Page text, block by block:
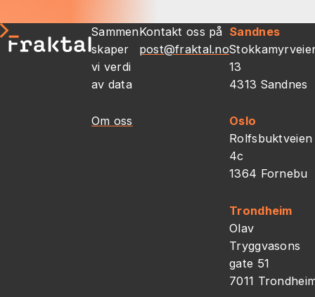
Sammen
skaper
vi verdi
av data
Om oss
Kontakt oss på
post@fraktal.no
Sandnes
13
4313 Sandnes
Oslo
Rolfsbuktveien
4c
1364 Fornebu
Trondheim
Olav
Tryggvasons
gate 51
7011